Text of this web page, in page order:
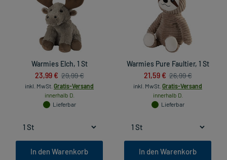
Warmies Elch, 1 St
23,99 € 29,99 €
inkl. MwSt. Gratis-Versand
innerhalb D.
Lieferbar
In den Warenkorb
Warmies Pure Faultier, 1 St
21,59 € 26,99 €
inkl. MwSt. Gratis-Versand
innerhalb D.
Lieferbar
In den Warenkorb